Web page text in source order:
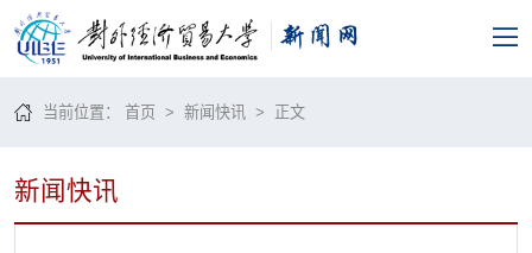
当前位置：首页 >新闻快讯 > 正文
新闻快讯